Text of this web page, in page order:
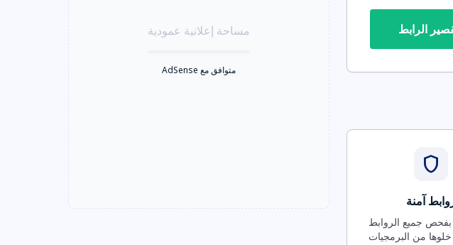
الرابط
shield
آمنة
جميع الروابط
خلوها من البرمجيات
مساحة إعلانية عمودية
متوافق مع AdSense